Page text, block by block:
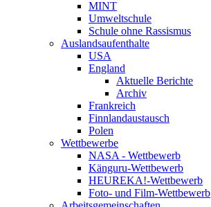
MINT
Umweltschule
Schule ohne Rassismus
Auslandsaufenthalte
USA
England
Aktuelle Berichte
Archiv
Frankreich
Finnlandaustausch
Polen
Wettbewerbe
NASA - Wettbewerb
Känguru-Wettbewerb
HEUREKA!-Wettbewerb
Foto- und Film-Wettbewerb